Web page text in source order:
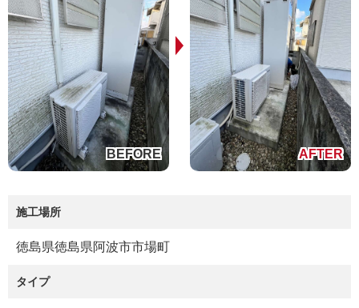
施工場所
徳島県徳島県阿波市市場町
タイプ